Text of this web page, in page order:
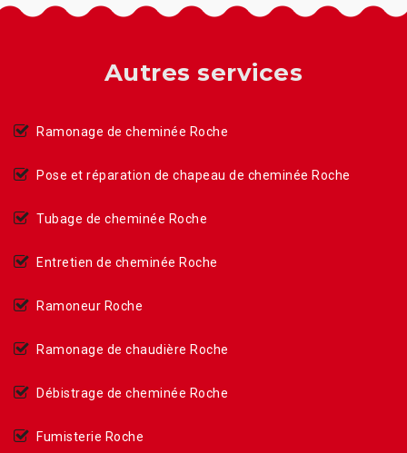
Autres services
Ramonage de cheminée Roche
Pose et réparation de chapeau de cheminée Roche
Tubage de cheminée Roche
Entretien de cheminée Roche
Ramoneur Roche
Ramonage de chaudière Roche
Débistrage de cheminée Roche
Fumisterie Roche